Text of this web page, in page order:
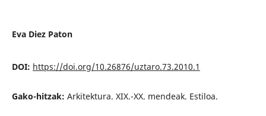
Eva Diez Paton
DOI: https://doi.org/10.26876/uztaro.73.2010.1
Gako-hitzak: Arkitektura. XIX.-XX. mendeak. Estiloa.